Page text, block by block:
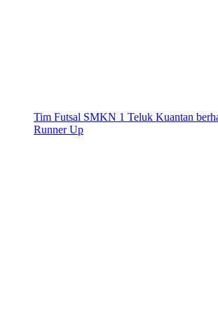
Tim Futsal SMKN 1 Teluk Kuantan
Runner Up